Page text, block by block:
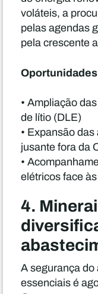
voláteis, a
pelas agendas
pela crescente
• Ampliação
de lítio (DLE)
• Expansão
jusante fora da
•
elétricos face
4.
A segurança
essenciais é